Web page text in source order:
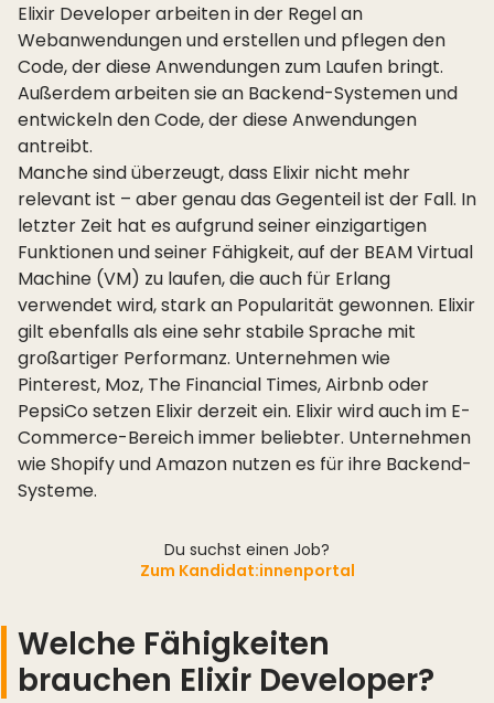
Elixir Developer arbeiten in der Regel an
Webanwendungen und erstellen und pflegen den
Code, der diese Anwendungen zum Laufen bringt.
Außerdem arbeiten sie an Backend-Systemen und
entwickeln den Code, der diese Anwendungen
antreibt.
Manche sind überzeugt, dass Elixir nicht mehr
relevant ist – aber genau das Gegenteil ist der Fall. In
letzter Zeit hat es aufgrund seiner einzigartigen
Funktionen und seiner Fähigkeit, auf der BEAM Virtual
Machine (VM) zu laufen, die auch für Erlang
verwendet wird, stark an Popularität gewonnen. Elixir
gilt ebenfalls als eine sehr stabile Sprache mit
großartiger Performanz. Unternehmen wie
Pinterest, Moz, The Financial Times, Airbnb oder
PepsiCo setzen Elixir derzeit ein. Elixir wird auch im E-
Commerce-Bereich immer beliebter. Unternehmen
wie Shopify und Amazon nutzen es für ihre Backend-
Systeme.
Du suchst einen Job?
Zum Kandidat:innenportal
Welche Fähigkeiten
brauchen Elixir Developer?